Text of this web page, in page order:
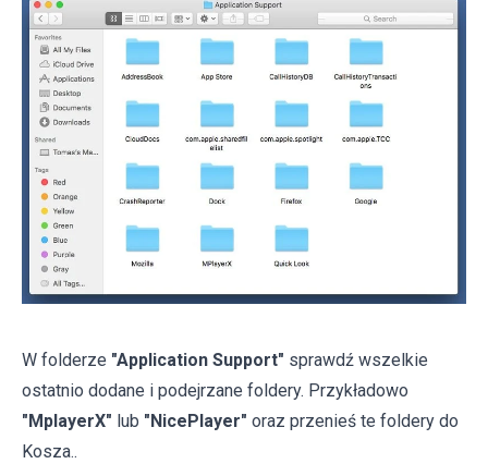
W folderze "Application Support" sprawdź wszelkie
ostatnio dodane i podejrzane foldery. Przykładowo
"MplayerX" lub "NicePlayer" oraz przenieś te foldery do
Kosza..